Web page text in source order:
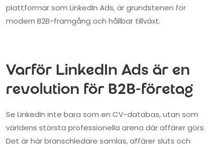
plattformar som LinkedIn Ads, är grundstenen för
modern B2B-framgång och hållbar tillväxt.
Varför LinkedIn Ads är en
revolution för B2B-företag
Se LinkedIn inte bara som en CV-databas, utan som
världens största professionella arena där affärer görs.
Det är här branschledare samlas, affärer sluts och